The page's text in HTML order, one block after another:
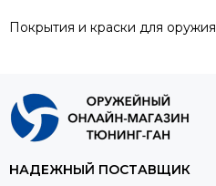
Покрытия и краски для оружия
НАДЕЖНЫЙ ПОСТАВЩИК